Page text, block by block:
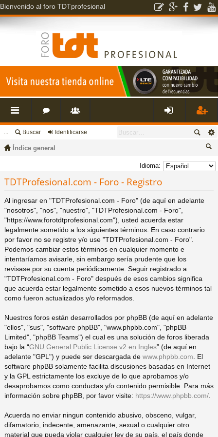
Bienvenido al foro TDTprofesional
nl
es
rá
pi
do
s
o
s
s
a
ri
o
nti
ar
se
eg
ist
e
... Buscar Identificarse
Índice general
us
Idioma:
TDTProfesional.com - Foro - Registro
Al ingresar en "TDTProfesional.com - Foro" (de aquí en adelante
"nosotros", "nos", "nuestro", "TDTProfesional.com - Foro",
"https://www.forotdtprofesional.com"), usted acuerda estar
legalmente sometido a los siguientes términos. En caso contrario
por favor no se registre y/o use "TDTProfesional.com - Foro".
Podemos cambiar estos términos en cualquier momento e
intentaríamos avisarle, sin embargo sería prudente que los
revisase por su cuenta periódicamente. Seguir registrado a
"TDTProfesional.com - Foro" después de esos cambios significa
que acuerda estar legalmente sometido a esos nuevos términos tal
como fueron actualizados y/o reformados.
Nuestros foros están desarrollados por phpBB (de aquí en adelante
"ellos", "sus", "software phpBB", "www.phpbb.com", "phpBB
Limited", "phpBB Teams") el cual es una solución de foros liberada
bajo la “GNU General Public License v2 en Ingles” (de aquí en
adelante "GPL") y puede ser descargada de www.phpbb.com . El
software phpBB solamente facilita discusiones basadas en Internet
y la GPL estrictamente los excluye de lo que aprobamos y/o
desaprobamos como conductas y/o contenido permisible. Para más
información sobre phpBB, por favor visite: https://www.phpbb.com/
Acuerda no enviar ningun contenido abusivo, obsceno, vulgar,
difamatorio, indecente, amenazante, sexual o cualquier otro
material que pueda violar cualquier ley de su país, el país donde